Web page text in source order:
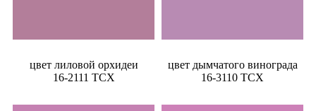
цвет лиловой орхидеи
16-2111 TCX
цвет дымчатого винограда
16-3110 TCX